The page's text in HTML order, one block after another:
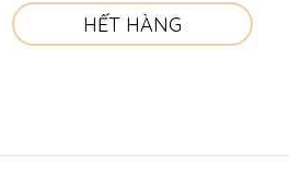
HẾT HÀNG